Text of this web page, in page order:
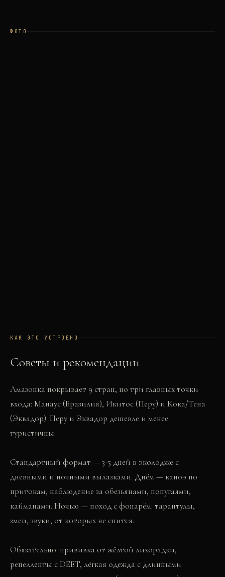
ФОТО
КАК ЭТО УСТРОЕНО
Советы и рекомендации
Амазонка покрывает 9 стран, но три главных точки
входа: Манаус (Бразилия), Икитос (Перу) и Кока/Тена
(Эквадор). Перу и Эквадор дешевле и менее
туристичны.
Стандартный формат — 3-5 дней в эколодже с
дневными и ночными вылазками. Днём — каноэ по
притокам, наблюдение за обезьянами, попугаями,
кайманами. Ночью — поход с фонарём: тарантулы,
змеи, звуки, от которых не спится.
Обязательно: прививка от жёлтой лихорадки,
репелленты с DEET, лёгкая одежда с длинными